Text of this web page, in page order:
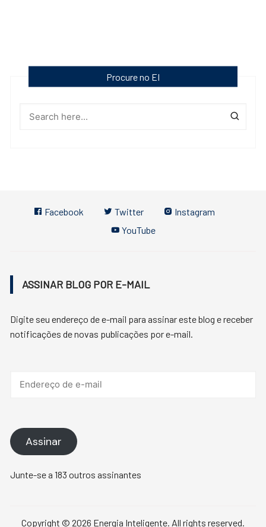
Procure no EI
Facebook Twitter
Instagram
YouTube
ASSINAR BLOG POR E-MAIL
Digite seu endereço de e-mail para assinar este blog e receber
notificações de novas publicações por e-mail.
Assinar
Junte-se a 183 outros assinantes
Copyright © 2026 Energia Inteligente. All rights reserved.